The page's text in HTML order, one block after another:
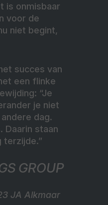
is onmisbaar
voor de
niet begint,
succes van
een flinke
“Je
je niet
dag.
Daarin staan
terzijde.”
GROUP
JA Alkmaar